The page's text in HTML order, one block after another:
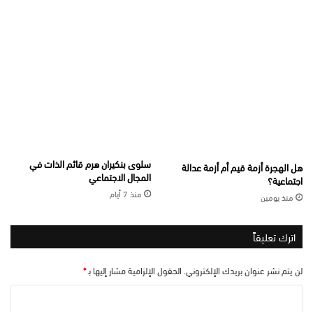
هل الهجرة أزمة قيم أم أزمة عدالة
اجتماعية؟
منذ يومين
سلوى بنكيران هرم قائم الذات في
المجال الاجتماعي
منذ 7 أيام
اترك تعليقاً
لن يتم نشر عنوان بريدك الإلكتروني. الحقول الإلزامية مشار إليها بـ*